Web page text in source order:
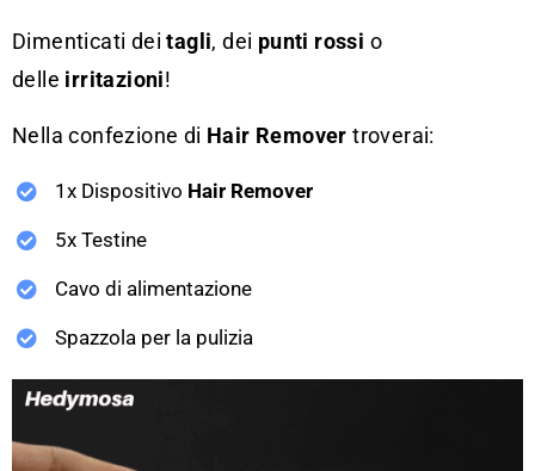
Dimenticati dei tagli, dei punti rossi o
delle irritazioni!
Nella confezione di Hair Remover troverai:
1x Dispositivo Hair Remover
5x Testine
Cavo di alimentazione
Spazzola per la pulizia